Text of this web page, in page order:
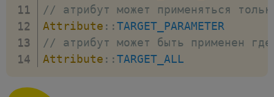
// атрибут может применяться
Attribute ::TARGET_PARAMETER
// атрибут может быть применен где
Attribute ::TARGET_ALL